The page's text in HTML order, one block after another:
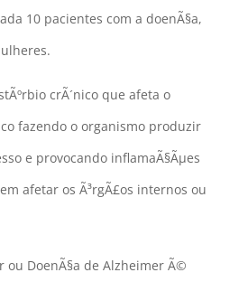
10 pacientes com a doenÃ§a,
crÃ´nico que afeta o
fazendo o organismo produzir
e provocando inflamaÃ§Ãµes
afetar os Ã³rgÃ£os internos ou
ou DoenÃ§a de Alzheimer Ã©